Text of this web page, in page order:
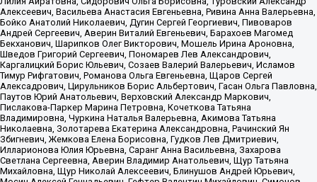
Алексеевич, Васильева Анастасия Евгеньевна, Ривина Анна Валерьевна,
Бойко Анатолий Николаевич, Дугин Сергей Георгиевич, Пивоваров
Андрей Сергеевич, Аверин Виталий Евгеньевич, Барахоев Магомед
Бекханович, Шарипков Олег Викторович, Мошель Ирина Ароновна,
Шведов Григорий Сергеевич, Пономарев Лев Александрович,
Каргалицкий Борис Юльевич, Созаев Валерий Валерьевич, Исламов
Тимур Рифгатович, Романова Ольга Евгеньевна, Щаров Сергей
Алексадрович, Цирульников Борис Альбертович, Гасан Ольга Павловна,
Паутов Юрий Анатольевич, Верховский Александр Маркович,
Пислакова-Паркер Марина Петровна, Кочеткова Татьяна
Владимировна, Чуркина Наталья Валерьевна, Акимова Татьяна
Николаевна, Золотарева Екатерина Александровна, Рачинский Ян
Збигневич, Жемкова Елена Борисовна, Гудков Лев Дмитриевич,
Илларионова Юлия Юрьевна, Саранг Анна Васильевна, Захарова
Светлана Сергеевна, Аверин Владимир Анатольевич, Щур Татьяна
Михайловна, Щур Николай Алексеевич, Блинушов Андрей Юрьевич,